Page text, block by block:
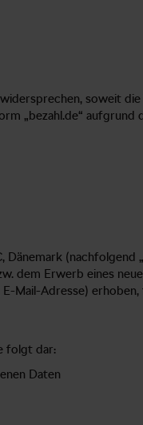
soweit die
„bezahl.de“ aufgrund
(nachfolgend
dem Erwerb eines
Mail-Adresse)
folgt dar:
Daten